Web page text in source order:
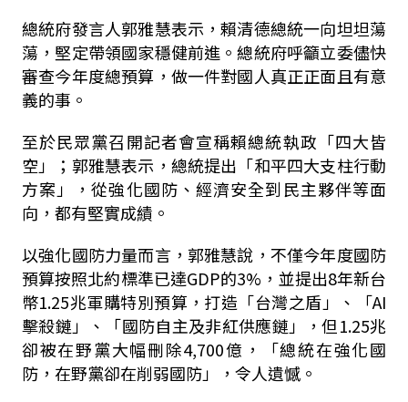
總統府發言人郭雅慧表示，賴清德總統一向坦坦蕩
蕩，堅定帶領國家穩健前進。總統府呼籲立委儘快
審查今年度總預算，做一件對國人真正正面且有意
義的事。
至於民眾黨召開記者會宣稱賴總統執政「四大皆
空」；郭雅慧表示，總統提出「和平四大支柱行動
方案」，從強化國防、經濟安全到民主夥伴等面
向，都有堅實成績。
以強化國防力量而言，郭雅慧說，不僅今年度國防
預算按照北約標準已達GDP的3%，並提出8年新台
幣1.25兆軍購特別預算，打造「台灣之盾」、「AI
擊殺鏈」、「國防自主及非紅供應鏈」，但1.25兆
卻被在野黨大幅刪除4,700億，「總統在強化國
防，在野黨卻在削弱國防」，令人遺憾。